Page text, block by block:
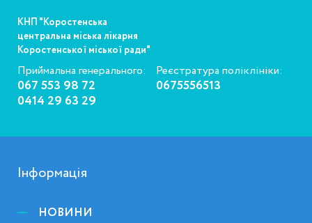
КНП "Коростенська
центральна міська лікарня
Коростенської міської ради"
Приймальна генерального:
067 553 98 72
0414 29 63 29
Реєстратура поліклініки:
0675556513
Інформація
НОВИНИ